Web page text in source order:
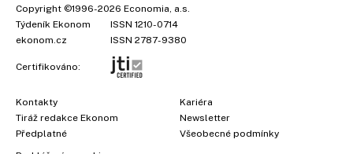
Copyright ©1996-2026 Economia, a.s.
Týdeník Ekonom
ISSN 1210-0714
ekonom.cz
ISSN 2787-9380
Certifikováno:
Kontakty
Tiráž redakce Ekonom
Předplatné
Kariéra
Newsletter
Všeobecné podmínky